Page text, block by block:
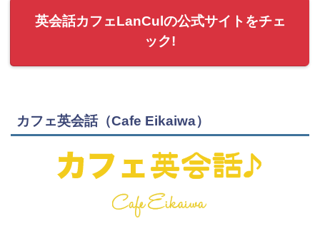
英会話カフェLanCulの公式サイトをチェ
ック!
カフェ英会話（Cafe Eikaiwa）